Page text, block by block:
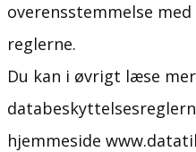
overensstemmelse
reglerne.
Du kan i øvrigt læse
hjemmeside